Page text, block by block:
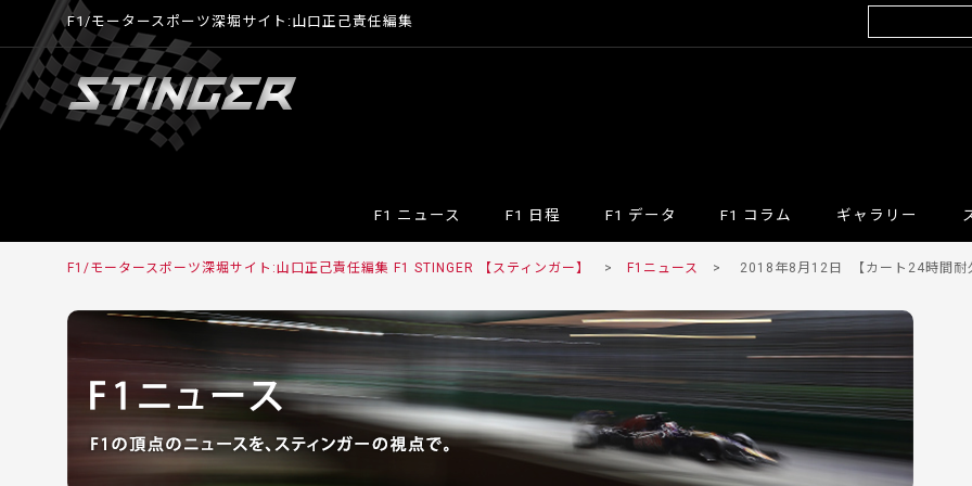
F1/モータースポーツ深堀サイト:山口正己責任編集
F1 ニュース F1 日程 F1 データ F1 コラム ギャラリー
F1/モータースポーツ深堀サイト:山口正己責任編集 F1 STINGER 【スティンガー】 > F1ニュース > 2018年8月12日 【カート24時間耐